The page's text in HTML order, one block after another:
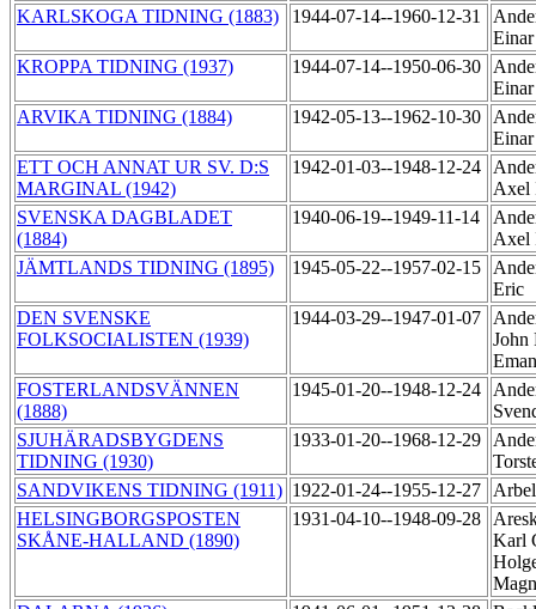
KARLSKOGA TIDNING (1883)
1944-07-14--1960-12-31
KROPPA TIDNING (1937)
1944-07-14--1950-06-30
ARVIKA TIDNING (1884)
1942-05-13--1962-10-30
ETT OCH ANNAT UR SV. D:S
MARGINAL (1942)
1942-01-03--1948-12-24
Axel
SVENSKA DAGBLADET
(1884)
1940-06-19--1949-11-14
Axel
JÄMTLANDS TIDNING (1895)
1945-05-22--1957-02-15
Eric
DEN SVENSKE
FOLKSOCIALISTEN (1939)
1944-03-29--1947-01-07
John
FOSTERLANDSVÄNNEN
(1888)
1945-01-20--1948-12-24
SJUHÄRADSBYGDENS
TIDNING (1930)
1933-01-20--1968-12-29
SANDVIKENS TIDNING (1911) 1922-01-24--1955-12-27
HELSINGBORGSPOSTEN
SKÅNE-HALLAND (1890)
1931-04-10--1948-09-28
Karl